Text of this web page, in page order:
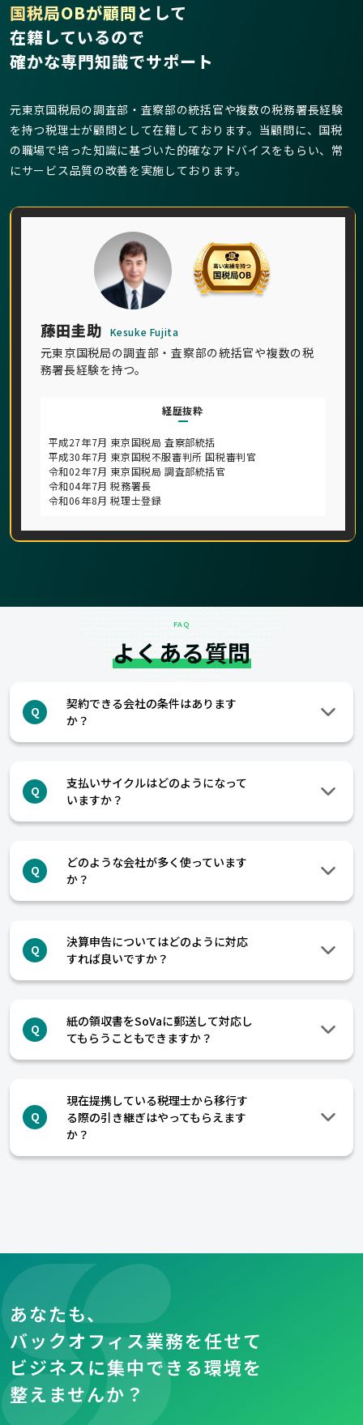
藤田圭助 Kesuke Fujita
元東京国税局の調査部・査察部の統括官や複数の税
務署長経験を持つ。
経歴抜粋
平成27年7月 東京国税局 査察部統括
平成30年7月 東京国税不服審判所 国税審判官
令和02年7月 東京国税局 調査部統括官
令和04年7月 税務署長
令和06年8月 税理士登録
国税局OBが顧問として
在籍しているので
確かな専門知識でサポート
元東京国税局の調査部・査察部の統括官や複数の税務署長経験
を持つ税理士が顧問として在籍しております。当顧問に、国税
の職場で培った知識に基づいた的確なアドバイスをもらい、常
にサービス品質の改善を実施しております。
FAQ
よくある質問
Q
契約できる会社の条件はあります
か？
Q
支払いサイクルはどのようになって
いますか？
Q
どのような会社が多く使っています
か？
Q
決算申告についてはどのように対応
すれば良いですか？
Q
紙の領収書をSoVaに郵送して対応し
てもらうこともできますか？
Q
現在提携している税理士から移行す
る際の引き継ぎはやってもらえます
か？
あなたも、
バックオフィス業務を任せて
ビジネスに集中できる環境を
整えませんか？